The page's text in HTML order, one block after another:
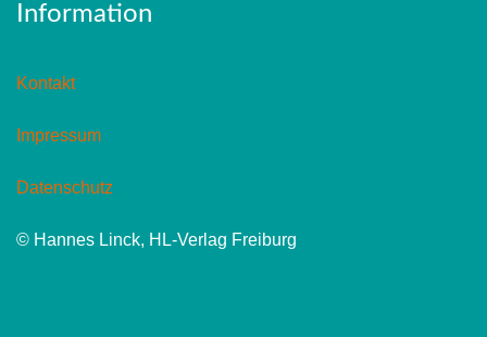
Information
Kontakt
Impressum
Datenschutz
© Hannes Linck, HL-Verlag Freiburg